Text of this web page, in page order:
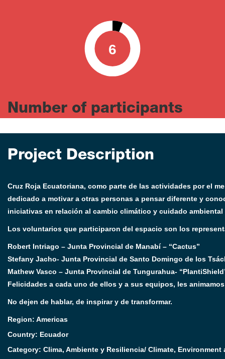
6
0 100
Number of participants
Project Description
Cruz Roja Ecuatoriana, como parte de las actividades por el
dedicado a motivar a otras personas a pensar diferente y
iniciativas en relación al cambio climático y cuidado
Los voluntarios que participaron del espacio son los
Robert Intriago – Junta Provincial de Manabí – “Cactus”
Stefany Jacho- Junta Provincial de Santo Domingo de los
Mathew Vasco – Junta Provincial de Tungurahua-
Felicidades a cada uno de ellos y a sus equipos, les
No dejen de hablar, de inspirar y de transformar.
Region: Americas
Country: Ecuador
Category: Clima, Ambiente y Resiliencia/ Climate, Environment